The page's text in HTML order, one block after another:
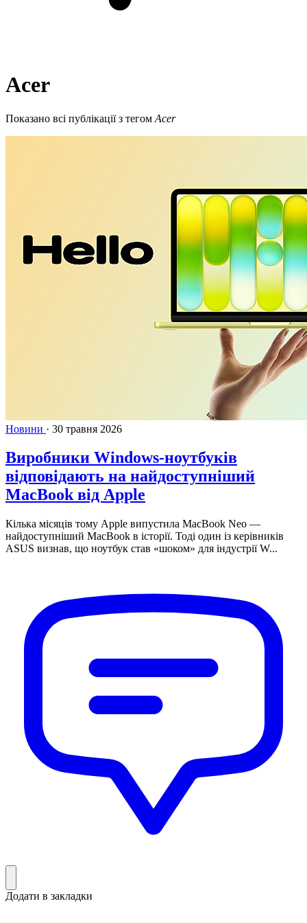
Acer
Показано всі публікації з тегом Acer
Новини · 30 травня 2026
Виробники Windows-ноутбуків
відповідають на найдоступніший
MacBook від Apple
Кілька місяців тому Apple випустила MacBook Neo —
найдоступніший MacBook в історії. Тоді один із керівників
ASUS визнав, що ноутбук став «шоком» для індустрії W...
Додати в закладки